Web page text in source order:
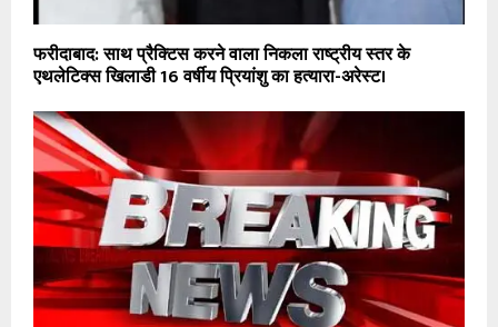
फरीदाबाद: साथ प्रैक्टिस करने वाला निकला राष्ट्रीय स्तर के
एथलेटिक्स खिलाडी 16 वर्षीय प्रियांशु का हत्यारा-अरेस्ट।